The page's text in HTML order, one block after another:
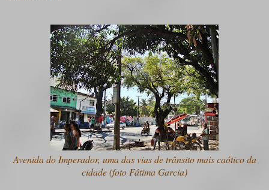
Avenida do Imperador, uma das vias de trânsito mais caótico da
cidade (foto Fátima Garcia)